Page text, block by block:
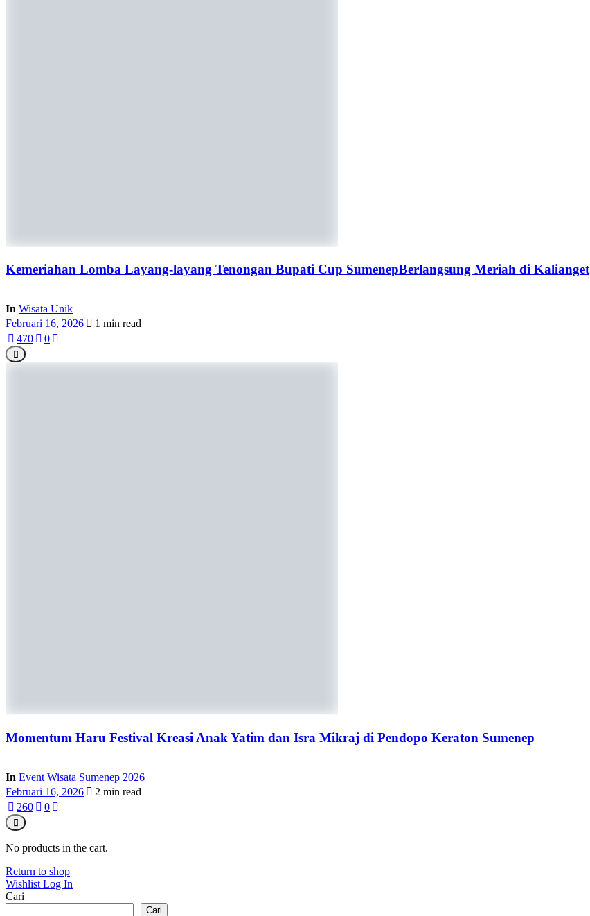
Kemeriahan Lomba Layang-layang Tenongan Bupati Cup SumenepBerlangsung Meriah di Kalianget
In Wisata Unik
Februari 16, 2026
1 min read
470 0
Momentum Haru Festival Kreasi Anak Yatim dan Isra Mikraj di Pendopo Keraton Sumenep
In Event Wisata Sumenep 2026
Februari 16, 2026
2 min read
260 0
No products in the cart.
Return to shop
Wishlist Log In
Cari
Cari